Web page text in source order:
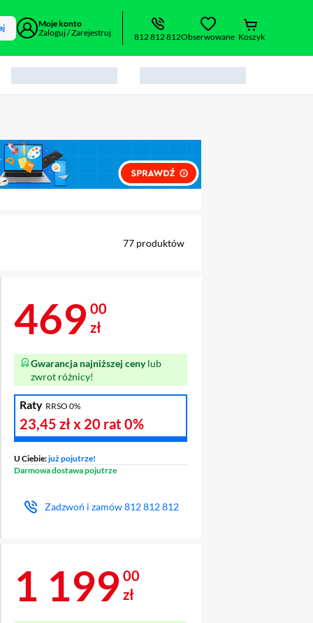
Moje konto
Zaloguj / Zarejestruj
812 812 812Obserwowane Koszyk
element 1 z 1
77 produktów
Cena 469 zł
469 00
zł
Gwarancja najniższej cenylub
zwrot różnicy!
Raty RRSO 0%
23,45 złx 20 rat0%
U Ciebie:już pojutrze!
Darmowa dostawa pojutrze
Zadzwoń i zamów812 812 812
Cena 1 199 zł
1 199 00
zł